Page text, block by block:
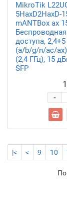
MikroTik
5HaxD2HaxD-
mANTBox ax
доступа, 2,4+5
(a/b/g/n/ac/
(2,4 ГГц), 15
SFP
-
|< < 9 10